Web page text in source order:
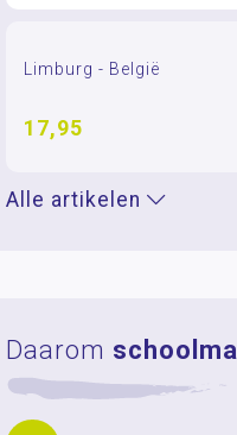
Limburg - België
17,95
Alle artikelen
Daarom